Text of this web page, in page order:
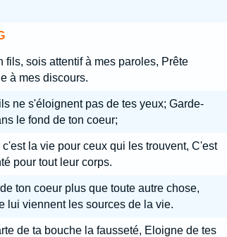
fils, sois attentif à mes paroles, Prête
à mes discours.
ne s'éloignent pas de tes yeux; Garde-
le fond de ton coeur;
c'est la vie pour ceux qui les trouvent, C'est
pour tout leur corps.
ton coeur plus que toute autre chose,
lui viennent les sources de la vie.
de ta bouche la fausseté, Eloigne de tes